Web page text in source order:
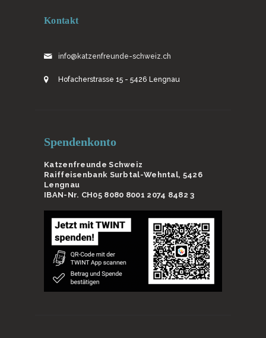
Kontakt
info@katzenfreunde-schweiz.ch
Hofacherstrasse 15 - 5426 Lengnau
Spendenkonto
Katzenfreunde Schweiz
Raiffeisenbank Surbtal-Wehntal, 5426
Lengnau
IBAN-Nr. CH05 8080 8001 2074 8482 3